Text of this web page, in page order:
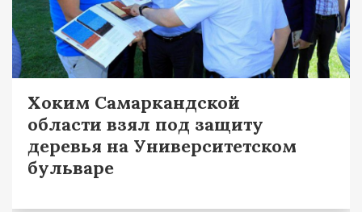
Хоким Самаркандской
области взял под защиту
деревья на Университетском
бульваре